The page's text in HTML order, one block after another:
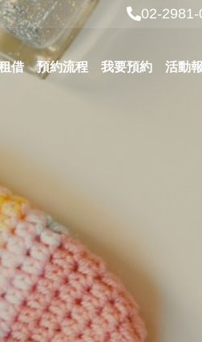
02-2981-
借 預約流程 我要預約 活動